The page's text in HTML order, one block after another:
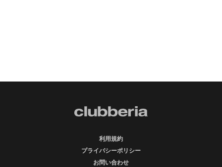
利用規約
プライバシーポリシー
お問い合わせ